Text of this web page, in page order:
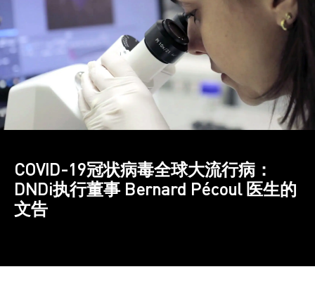
COVID-19冠状病毒全球大流行病：
DNDi执行董事 Bernard Pécoul 医生的
文告